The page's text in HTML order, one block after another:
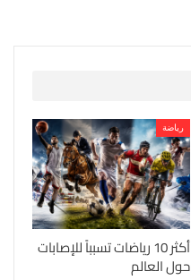
رياضة
أكثر 10 رياضات تسبباً للإصابات
حول العالم